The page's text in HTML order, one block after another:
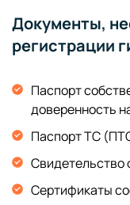
Документы,
регистрации
Паспорт
доверенность
Паспорт ТС
Свидетельство
Сертификаты